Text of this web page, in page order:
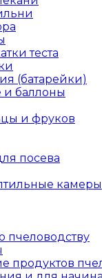
теста
(батарейки)
и баллоны
и фруков
посева
камеры
пчеловодству
продуктов